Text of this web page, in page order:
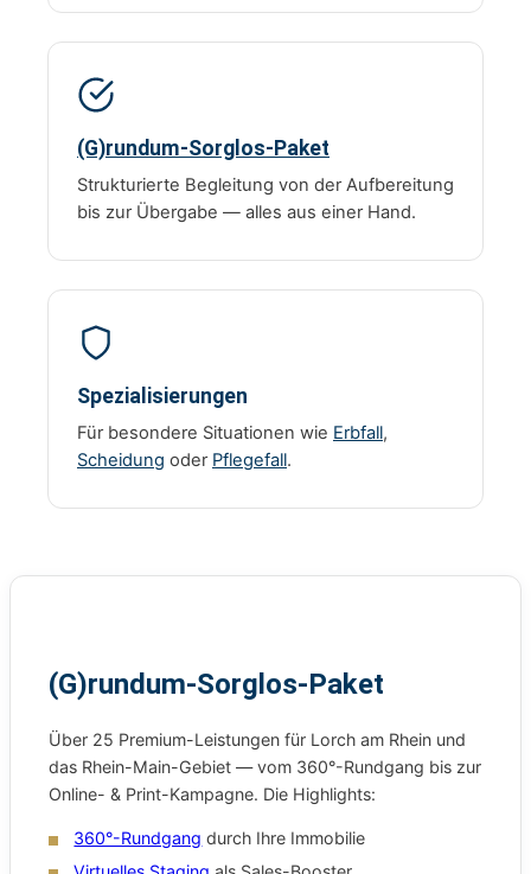
(G)rundum-Sorglos-Paket
Strukturierte Begleitung von der Aufbereitung
bis zur Übergabe — alles aus einer Hand.
Spezialisierungen
Für besondere Situationen wie Erbfall,
Scheidung oder Pflegefall.
(G)rundum-Sorglos-Paket
Über 25 Premium-Leistungen für Lorch am Rhein und
das Rhein-Main-Gebiet — vom 360°-Rundgang bis zur
Online- & Print-Kampagne. Die Highlights:
360°-Rundgang durch Ihre Immobilie